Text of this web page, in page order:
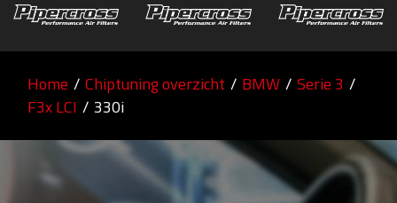
Home / Chiptuning overzicht / BMW / Serie 3 /
F3x LCI / 330i